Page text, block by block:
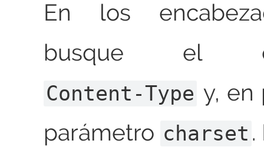
En los
busque el
Content-Type y, en
parámetro charset